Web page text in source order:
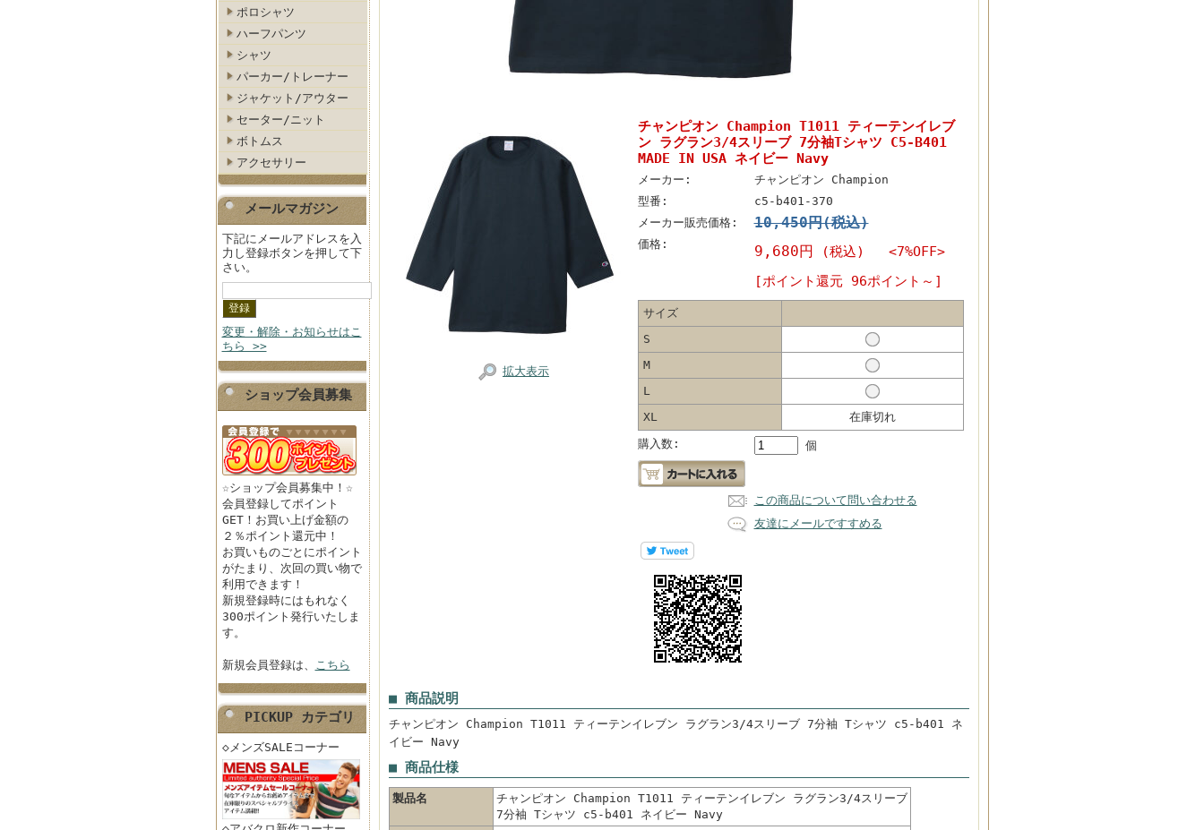
ポロシャツ
ハーフパンツ
シャツ
パーカー/トレーナー
ジャケット/アウター
セーター/ニット
ボトムス
アクセサリー
メールマガジン
下記にメールアドレスを入
力し登録ボタンを押して下
さい。
変更・解除・お知らせはこ
ちら >>
ショップ会員募集
☆ショップ会員募集中！☆
会員登録してポイント
GET！お買い上げ金額の
２％ポイント還元中！
お買いものごとにポイント
がたまり、次回の買い物で
利用できます！
新規登録時にはもれなく
300ポイント発行いたしま
す。
新規会員登録は、 こちら
PICKUP カテゴリ
◇メンズSALEコーナー
拡大表示
チャンピオン Champion T1011 ティーテンイレブ
ン ラグラン3/4スリーブ 7分袖Tシャツ C5-B401
MADE IN USA ネイビー Navy
メーカー:
チャンピオン Champion
型番:
c5-b401-370
メーカー販売価格:
10,450円(税込)
価格: 9,680円 (税込) <7%OFF>
[ポイント還元 96ポイント～]
サイズ
S
M
L
XL
在庫切れ
購入数:
個
この商品について問い合わせる
友達にメールですすめる
■ 商品説明
チャンピオン Champion T1011 ティーテンイレブン ラグラン3/4スリーブ 7分袖 Tシャツ c5-b401 ネ
イビー Navy
■ 商品仕様
製品名
チャンピオン Champion T1011 ティーテンイレブン ラグラン3/4スリーブ
7分袖 Tシャツ c5-b401 ネイビー Navy